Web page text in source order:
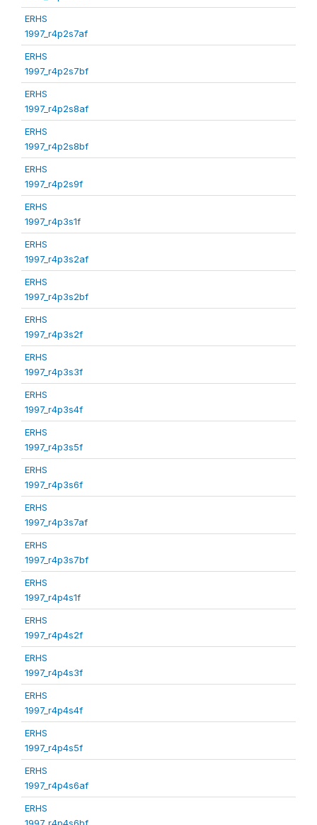
ERHS
1997_r4p2s7af
ERHS
1997_r4p2s7bf
ERHS
1997_r4p2s8af
ERHS
1997_r4p2s8bf
ERHS
1997_r4p2s9f
ERHS
1997_r4p3s1f
ERHS
1997_r4p3s2af
ERHS
1997_r4p3s2bf
ERHS
1997_r4p3s2f
ERHS
1997_r4p3s3f
ERHS
1997_r4p3s4f
ERHS
1997_r4p3s5f
ERHS
1997_r4p3s6f
ERHS
1997_r4p3s7af
ERHS
1997_r4p3s7bf
ERHS
1997_r4p4s1f
ERHS
1997_r4p4s2f
ERHS
1997_r4p4s3f
ERHS
1997_r4p4s4f
ERHS
1997_r4p4s5f
ERHS
1997_r4p4s6af
ERHS
1997_r4p4s6bf